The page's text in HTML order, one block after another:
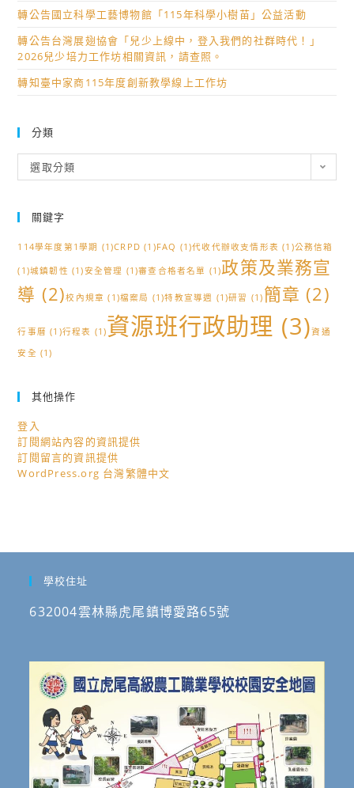
寒
假
行
事
轉公告國立科學工藝博物館「115年科學小樹苗」公益活動
轉公告台灣展翅協會「兒少上線中，登入我們的社群時代！」
2026兒少培力工作坊相關資訊，請查照。
轉知臺中家商115年度創新教學線上工作坊
分類
類
選取分類
關鍵字
114學年度第1學期 (1)CRPD (1)FAQ (1)代收代辦收支情形表 (1)公務信箱
(1)城鎮韌性 (1)安全管理 (1)審查合格者名單 (1)政策及業務宣
導 (2)校內規章 (1)檔案局 (1)特教宣導週 (1)研習 (1) 簡章 (2)
行事曆 (1)行程表 (1)資源班行政助理 (3)資通
安全 (1)
其他操作
登入
訂閱網站內容的資訊提供
訂閱留言的資訊提供
WordPress.org 台灣繁體中文
學校住址
632004雲林縣虎尾鎮博愛路65號